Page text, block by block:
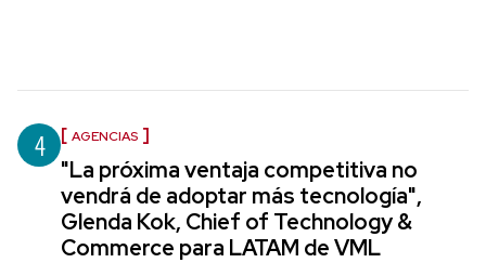
4 AGENCIAS
"La próxima ventaja competitiva no
vendrá de adoptar más tecnología",
Glenda Kok, Chief of Technology &
Commerce para LATAM de VML